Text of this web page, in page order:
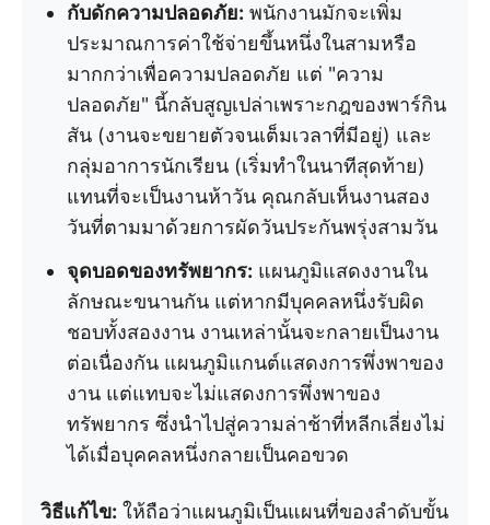
กับดักความปลอดภัย: พนักงานมักจะเพิ่ม
ประมาณการค่าใช้จ่ายขึ้นหนึ่งในสามหรือ
มากกว่าเพื่อความปลอดภัย แต่ "ความ
ปลอดภัย" นี้กลับสูญเปล่าเพราะกฎของพาร์กิน
สัน (งานจะขยายตัวจนเต็มเวลาที่มีอยู่) และ
กลุ่มอาการนักเรียน (เริ่มทำในนาทีสุดท้าย)
แทนที่จะเป็นงานห้าวัน คุณกลับเห็นงานสอง
วันที่ตามมาด้วยการผัดวันประกันพรุ่งสามวัน
จุดบอดของทรัพยากร: แผนภูมิแสดงงานใน
ลักษณะขนานกัน แต่หากมีบุคคลหนึ่งรับผิด
ชอบทั้งสองงาน งานเหล่านั้นจะกลายเป็นงาน
ต่อเนื่องกัน แผนภูมิแกนต์แสดงการพึ่งพาของ
งาน แต่แทบจะไม่แสดงการพึ่งพาของ
ทรัพยากร ซึ่งนำไปสู่ความล่าช้าที่หลีกเลี่ยงไม่
ได้เมื่อบุคคลหนึ่งกลายเป็นคอขวด
วิธีแก้ไข: ให้ถือว่าแผนภูมิเป็นแผนที่ของลำดับขั้น